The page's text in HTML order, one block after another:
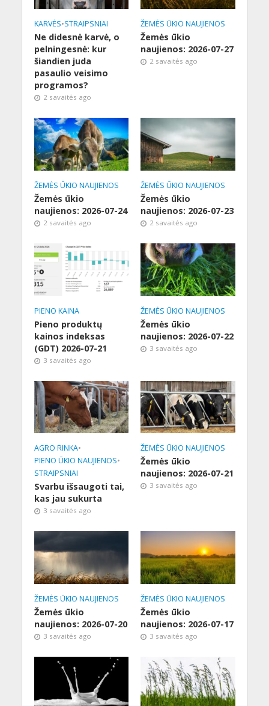
KARVĖS•STRAIPSNIAI
Ne didesnė karvė, o
pelningesnė: kur
šiandien juda
pasaulio veisimo
programos?
2 savaitės ago
ŽEMĖS ŪKIO NAUJIENOS
Žemės ūkio
naujienos: 2026-07-27
2 savaitės ago
ŽEMĖS ŪKIO NAUJIENOS
Žemės ūkio
naujienos: 2026-07-24
2 savaitės ago
ŽEMĖS ŪKIO NAUJIENOS
Žemės ūkio
naujienos: 2026-07-23
2 savaitės ago
PIENO KAINA
Pieno produktų
kainos indeksas
(GDT) 2026-07-21
3 savaitės ago
ŽEMĖS ŪKIO NAUJIENOS
Žemės ūkio
naujienos: 2026-07-22
3 savaitės ago
AGRO RINKA•
PIENO ŪKIO NAUJIENOS•
STRAIPSNIAI
Svarbu išsaugoti tai,
kas jau sukurta
3 savaitės ago
ŽEMĖS ŪKIO NAUJIENOS
Žemės ūkio
naujienos: 2026-07-21
3 savaitės ago
ŽEMĖS ŪKIO NAUJIENOS
Žemės ūkio
naujienos: 2026-07-20
3 savaitės ago
ŽEMĖS ŪKIO NAUJIENOS
Žemės ūkio
naujienos: 2026-07-17
3 savaitės ago